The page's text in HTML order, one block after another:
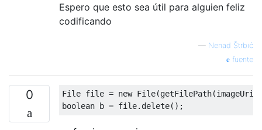
Espero que esto sea útil para alguien feliz
codificando
— Nenad Štrbić
fuente
0 File file = new File(getFilePath(imageUri
boolean b = file. delete();